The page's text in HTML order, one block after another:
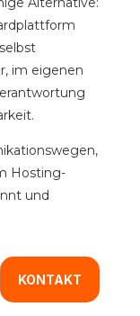
im eigenen
Hosting-
und
KONTAKT